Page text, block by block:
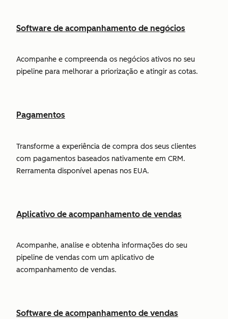
Software de acompanhamento de negócios
Acompanhe e compreenda os negócios ativos no seu
pipeline para melhorar a priorização e atingir as cotas.
Pagamentos
Transforme a experiência de compra dos seus clientes
com pagamentos baseados nativamente em CRM.
Rerramenta disponível apenas nos EUA.
Aplicativo de acompanhamento de vendas
Acompanhe, analise e obtenha informações do seu
pipeline de vendas com um aplicativo de
acompanhamento de vendas.
Software de acompanhamento de vendas